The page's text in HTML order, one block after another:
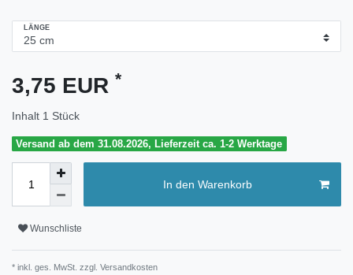
LÄNGE
3,75 EUR *
Inhalt 1 Stück
Versand ab dem 31.08.2026, Lieferzeit ca. 1-2 Werktage
In den Warenkorb
Wunschliste
* inkl. ges. MwSt. zzgl. Versandkosten